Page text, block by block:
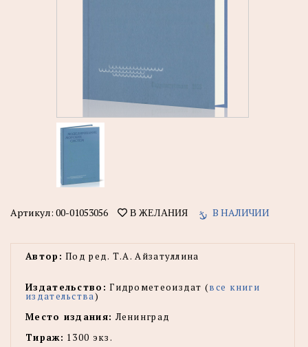
Артикул: 00-01053056 В ЖЕЛАНИЯ В НАЛИЧИИ
Автор: Под ред. Т.А. Айзатуллина
Издательство: Гидрометеоиздат (все книги
издательства)
Место издания: Ленинград
Тираж: 1300 экз.